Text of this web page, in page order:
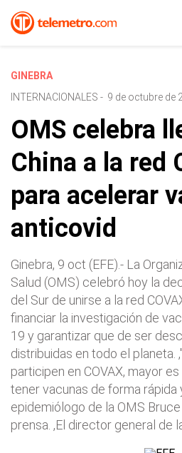
GINEBRA
INTERNACIONALES - 9 de octubre de
OMS celebra
China a la red
para acelerar
anticovid
Ginebra, 9 oct (EFE).- La
Salud (OMS) celebró hoy la
del Sur de unirse a la red
financiar la investigación de
19 y garantizar que de ser
distribuidas en todo el planeta.
participen en COVAX, mayor
tener vacunas de forma rápida
epidemiólogo de la OMS
prensa. ,El director general de